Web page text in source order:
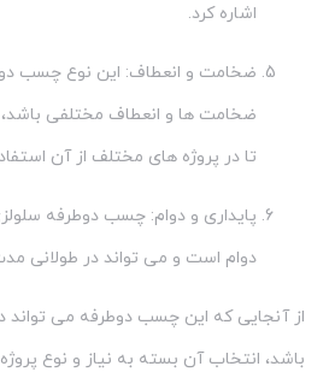
اشاره کرد.
ضخامت و انعطاف: این نوع چسب
ضخامت ها و انعطاف مختلفی
تا در پروژه های مختلف از آن
پایداری و دوام: چسب دوطرفه
دوام است و می تواند در طولانی
از آنجایی که این چسب دوطرفه می تواند در
باشد، انتخاب آن بسته به نیاز و نوع